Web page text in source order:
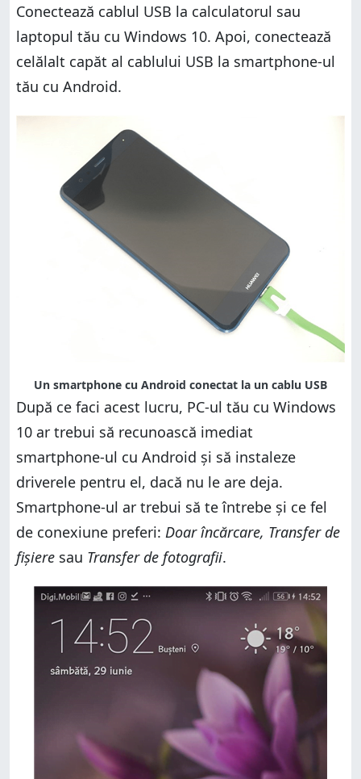
Conectează cablul USB la calculatorul sau
laptopul tău cu Windows 10. Apoi, conectează
celălalt capăt al cablului USB la smartphone-ul
tău cu Android.
Un smartphone cu Android conectat la un cablu USB
După ce faci acest lucru, PC-ul tău cu Windows
10 ar trebui să recunoască imediat
smartphone-ul cu Android și să instaleze
driverele pentru el, dacă nu le are deja.
Smartphone-ul ar trebui să te întrebe și ce fel
de conexiune preferi: Doar încărcare, Transfer de
fișiere sau Transfer de fotografii.